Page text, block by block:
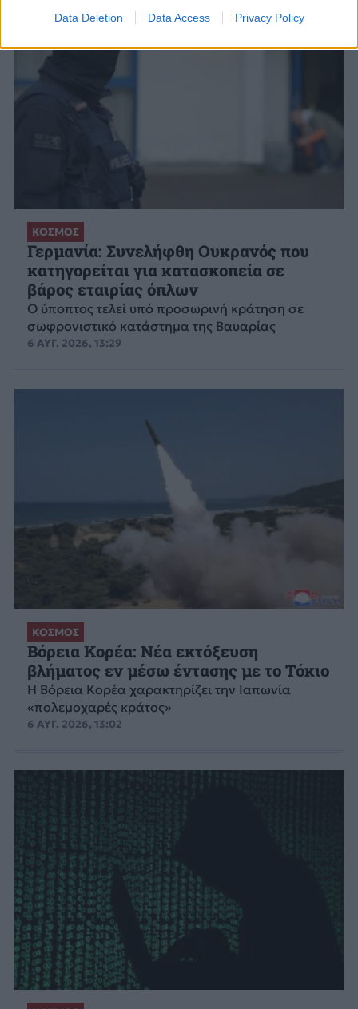
Data Deletion Data Access Privacy Policy
ΚΟΣΜΟΣ
Γερμανία: Συνελήφθη Ουκρανός που
κατηγορείται για κατασκοπεία σε
βάρος εταιρίας όπλων
Ο ύποπτος τελεί υπό προσωρινή κράτηση σε
σωφρονιστικό κατάστημα της Βαυαρίας
6 ΑΥΓ. 2026, 13:29
ΚΟΣΜΟΣ
Βόρεια Κορέα: Νέα εκτόξευση
βλήματος εν μέσω έντασης με το Τόκιο
Η Βόρεια Κορέα χαρακτηρίζει την Ιαπωνία
«πολεμοχαρές κράτος»
6 ΑΥΓ. 2026, 13:02